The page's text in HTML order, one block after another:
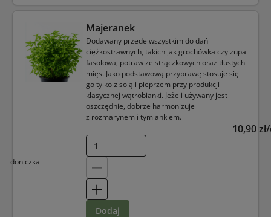
Majeranek
Dodawany przede wszystkim do dań
ciężkostrawnych, takich jak grochówka czy zupa
fasolowa, potraw ze strączkowych oraz tłustych
mięs. Jako podstawową przyprawę stosuje się
go tylko z solą i pieprzem przy produkcji
klasycznej wątrobianki. Jeżeli używany jest
oszczędnie, dobrze harmonizuje
z rozmarynem i tymiankiem.
10,90
doniczka
dodaj